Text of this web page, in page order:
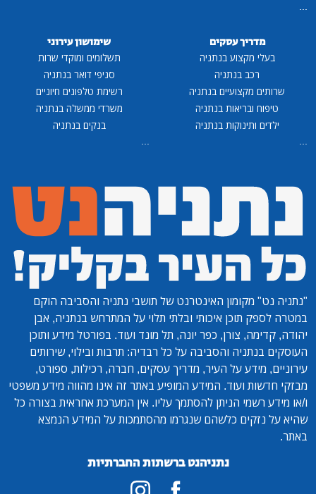
מדריך עסקים
בעלי מקצוע בנתניה
רכב בנתניה
שרותים מקצועיים בנתניה
טיפוח ובריאות בנתניה
ילדים ותינוקות בנתניה
שימושון עירוני
תשלומים ומוקדי שרות
סניפי דואר בנתניה
רשימת טלפונים חיוניים
משרדי ממשלה בנתניה
בנקים בנתניה
"נתניה נט" מקומון האינטרנט של תושבי נתניה והסביבה הוקם
במטרה לספק תוכן איכותי ובלתי תלוי על המתרחש בנתניה, אבן
יהודה, קדימה, צורן, כפר יונה, תל מונד ועוד. בפורטל מידע ותוכן
העוסקים בנתניה והסביבה על כל רבדיה: תרבות ובילוי, שירותים
עירוניים, מידע על העיר, מדריך עסקים, חברה, רכילות, ספורט,
מבזקי חדשות ועוד. המידע המופיע באתר זה אינו מהווה מידע משפטי
ו/או מידע רשמי הניתן להסתמך עליו. אין המערכת אחראית בצורה כל
שהיא על נזקים כלשהם שנגרמו מהסתמכות על המידע הנמצא
באתר.
נתניהנט ברשתות החברתיות